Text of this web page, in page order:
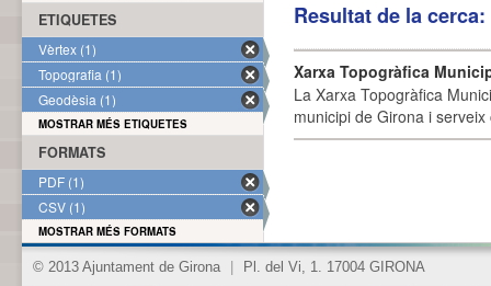
Resultat de la
Xarxa Topogràfica
La Xarxa Topogràfica
municipi de Girona i
ETIQUETES
Vèrtex (1)
Topografia (1)
Geodèsia (1)
MOSTRAR MÉS ETIQUETES
FORMATS
PDF (1)
CSV (1)
MOSTRAR MÉS FORMATS
© 2013 Ajuntament de Girona Pl. del Vi, 1. 17004 GIRONA